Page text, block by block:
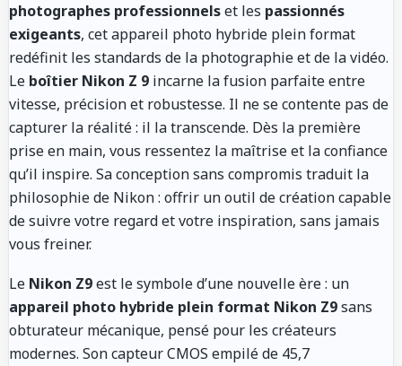
photographes professionnelset les passionnés
exigeants, cet appareil photo hybride plein format
redéfinit les standards de la photographie et de la vidéo.
Le boîtier Nikon Z 9 incarne la fusion parfaite entre
vitesse, précision et robustesse. Il ne se contente pas de
capturer la réalité : il la transcende. Dès la première
prise en main, vous ressentez la maîtrise et la confiance
qu’il inspire. Sa conception sans compromis traduit la
philosophie de Nikon : offrir un outil de création capable
de suivre votre regard et votre inspiration, sans jamais
vous freiner.
Le Nikon Z9est le symbole d’une nouvelle ère : un
appareil photo hybride plein format Nikon Z9sans
obturateur mécanique, pensé pour les créateurs
modernes. Son capteur CMOS empilé de 45,7